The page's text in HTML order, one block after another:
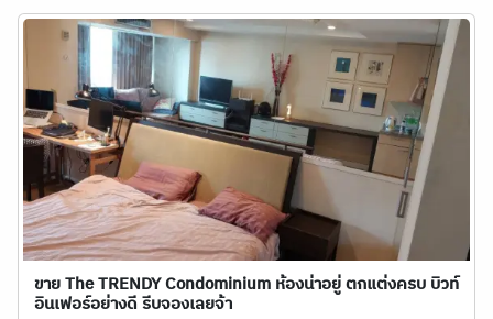
ขาย The TRENDY Condominium ห้องน่าอยู่ ตกแต่งครบ บิวท์
อินเฟอร์อย่างดี รีบจองเลยจ้า